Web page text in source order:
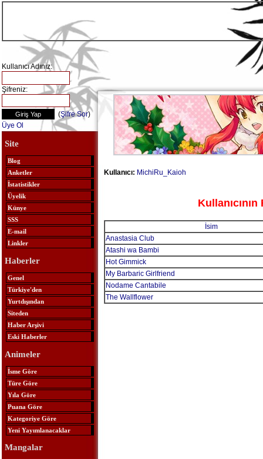
Kullanıcı Adınız:
Şifreniz:
(Şifre Sor)
Üye Ol
Site
Blog
Anketler
İstatistikler
Üyelik
Künye
SSS
E-mail
Linkler
Haberler
Genel
Türkiye'den
Yurtdışından
Siteden
Haber Arşivi
Eski Haberler
Animeler
İsme Göre
Türe Göre
Yıla Göre
Puana Göre
Kategoriye Göre
Yeni Yayımlanacaklar
Mangalar
Kullanıcı: MichiRu_Kaioh
İsim
Anastasia Club
Atashi wa Bambi
Hot Gimmick
My Barbaric Girlfriend
Nodame Cantabile
The Wallflower